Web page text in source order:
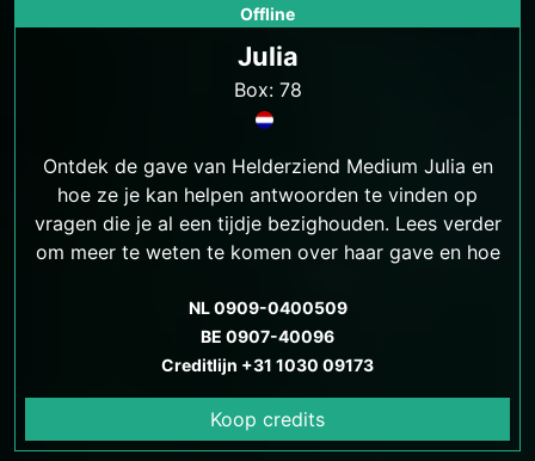
Offline
Julia
Box: 78
Ontdek de gave van Helderziend Medium Julia en
hoe ze je kan helpen antwoorden te vinden op
vragen die je al een tijdje bezighouden. Lees verder
om meer te weten te komen over haar gave en hoe
NL 0909-0400509
BE 0907-40096
Creditlijn +31 1030 09173
Koop credits